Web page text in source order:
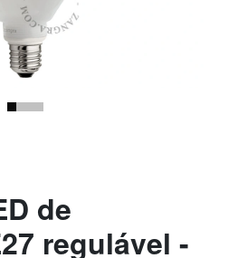
de
regulável -